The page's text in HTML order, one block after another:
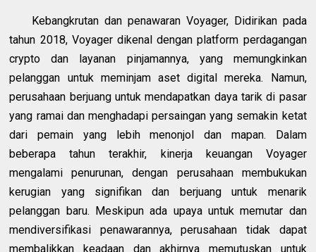
Kebangkrutan dan penawaran Voyager, Didirikan pada
tahun 2018, Voyager dikenal dengan platform perdagangan
crypto dan layanan pinjamannya, yang memungkinkan
pelanggan untuk meminjam aset digital mereka. Namun,
perusahaan berjuang untuk mendapatkan daya tarik di pasar
yang ramai dan menghadapi persaingan yang semakin ketat
dari pemain yang lebih menonjol dan mapan. Dalam
beberapa tahun terakhir, kinerja keuangan Voyager
mengalami penurunan, dengan perusahaan membukukan
kerugian yang signifikan dan berjuang untuk menarik
pelanggan baru. Meskipun ada upaya untuk memutar dan
mendiversifikasi penawarannya, perusahaan tidak dapat
membalikkan keadaan dan akhirnya memutuskan untuk